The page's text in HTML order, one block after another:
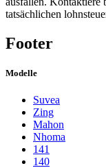
tatsächlichen
Footer
Modelle
Suvea
Zing
Mahon
Nhoma
141
140